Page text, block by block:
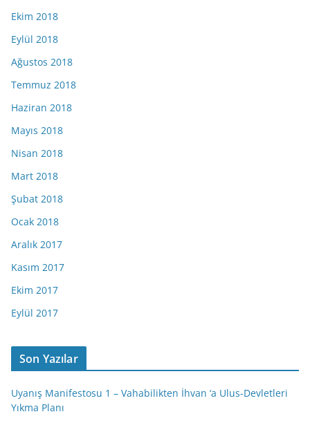
Ekim 2018
Eylül 2018
Ağustos 2018
Temmuz 2018
Haziran 2018
Mayıs 2018
Nisan 2018
Mart 2018
Şubat 2018
Ocak 2018
Aralık 2017
Kasım 2017
Ekim 2017
Eylül 2017
Son Yazılar
Uyanış Manifestosu 1 – Vahabilikten İhvan ‘a Ulus-Devletleri
Yıkma Planı